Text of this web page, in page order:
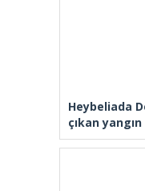
çıkan